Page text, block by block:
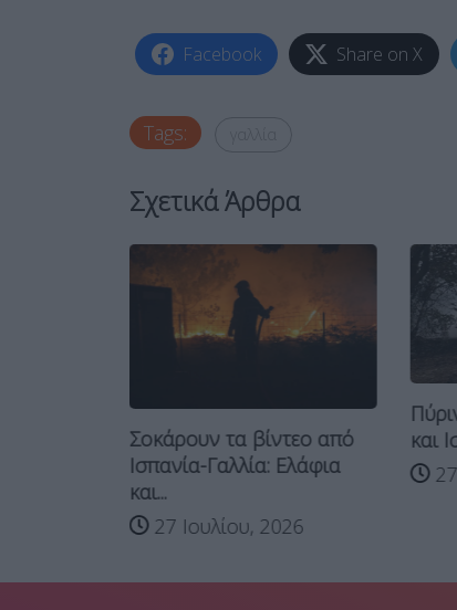
Facebook Share on X
Tags:
Σχετικά Άρθρα
Σοκάρουν τα βίντεο από
Ισπανία-Γαλλία: Ελάφια
και...
27 Ιουλίου, 2026
και
27